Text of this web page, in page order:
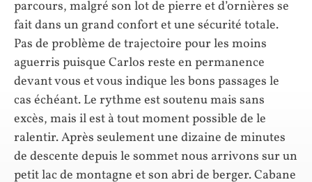
parcours, malgré son lot de pierre et d’ornières se
fait dans un grand confort et une sécurité totale.
Pas de problème de trajectoire pour les moins
aguerris puisque Carlos reste en permanence
devant vous et vous indique les bons passages le
cas échéant. Le rythme est soutenu mais sans
excès, mais il est à tout moment possible de le
ralentir. Après seulement une dizaine de minutes
de descente depuis le sommet nous arrivons sur un
petit lac de montagne et son abri de berger. Cabane